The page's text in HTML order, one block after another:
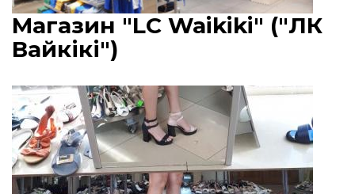
Магазин "LC Waikiki" ("ЛК
Вайкікі")